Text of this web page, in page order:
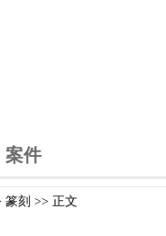
案件
篆刻 >> 正文